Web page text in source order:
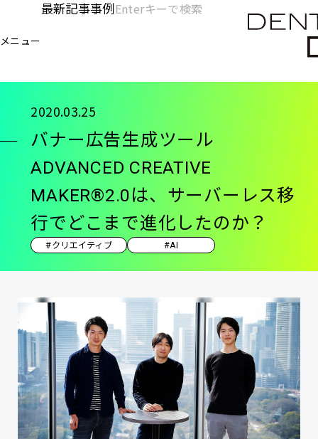
ン
ン
ツ
メニュー
[KC]
-
メ
イ
ン
最新記事事例
検
索
バ
バナー広告生成ツール
ADVANCED CREATIVE
MAKER®2.0は、サーバーレス移
行でどこまで進化したのか？
2020.03.25
#クリエイティブ #AI